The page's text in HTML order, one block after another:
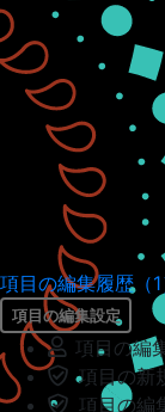
項目の編集履歴（
項目の編集設定
項目の編
項目の新
項目の編